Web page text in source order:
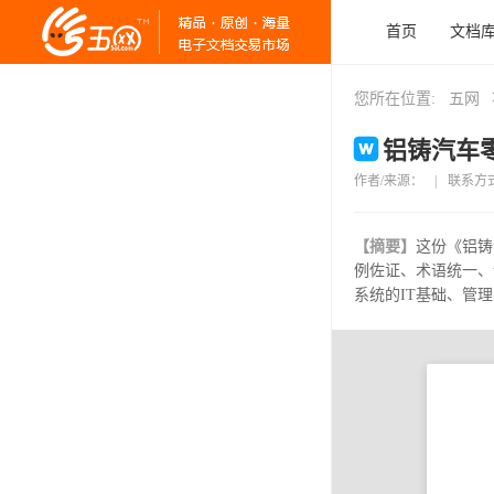
首页 文档
您所在位置: 五网
铝铸汽车
作者/来源： 联系方
【摘要】 这份《铝
例佐证、术语统一
系统的IT基础、管